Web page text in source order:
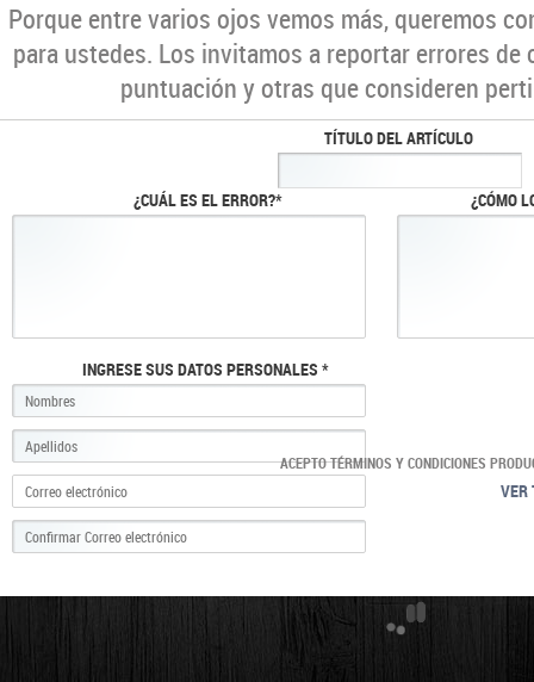
Porque entre varios ojos vemos más, queremos
para ustedes. Los invitamos a reportar errores
puntuación y otras que consideren
TÍTULO DEL ARTÍCULO
¿CUÁL ES EL ERROR?* ¿CÓMO
INGRESE SUS DATOS PERSONALES *
ACEPTO TÉRMINOS Y CONDICIONES
VER